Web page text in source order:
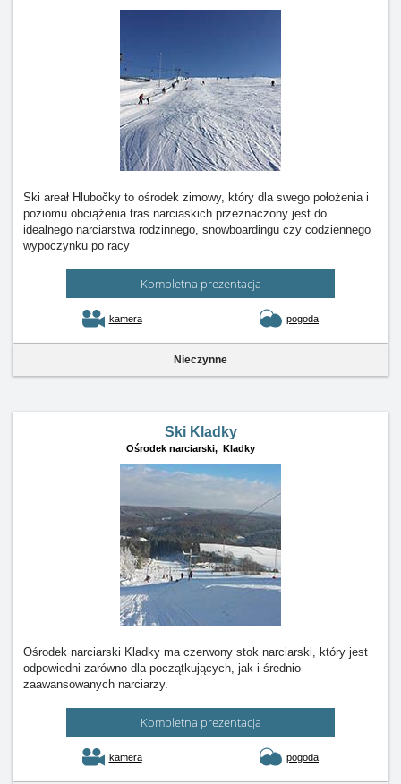
Ski areał Hlubočky to ośrodek zimowy, który dla swego położenia i
poziomu obciążenia tras narciaskich przeznaczony jest do
idealnego narciarstwa rodzinnego, snowboardingu czy codziennego
wypoczynku po racy
Kompletna prezentacja
kamera pogoda
Nieczynne
Ski Kladky
Ośrodek narciarski, Kladky
Ośrodek narciarski Kladky ma czerwony stok narciarski, który jest
odpowiedni zarówno dla początkujących, jak i średnio
zaawansowanych narciarzy.
Kompletna prezentacja
kamera pogoda